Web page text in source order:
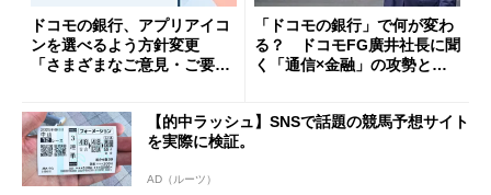
ドコモの銀行、アプリアイコ
ンを選べるよう方針変更
「さまざまなご意見・ご要望
「ドコモの銀行」で何が変わ
る？ ドコモFG廣井社長に聞
く「通信×金融」の攻勢とグ
【的中ラッシュ】SNSで話題の競馬予想サイト
を実際に検証。
AD（ルーツ）